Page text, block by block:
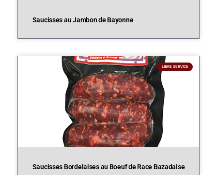
Saucisses au Jambon de Bayonne
LIBRE SERVICE
Saucisses Bordelaises au Boeuf de Race Bazadaise